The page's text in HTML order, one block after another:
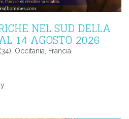
NEL SUD DELLA
14 AGOSTO 2026
Occitania, Francia